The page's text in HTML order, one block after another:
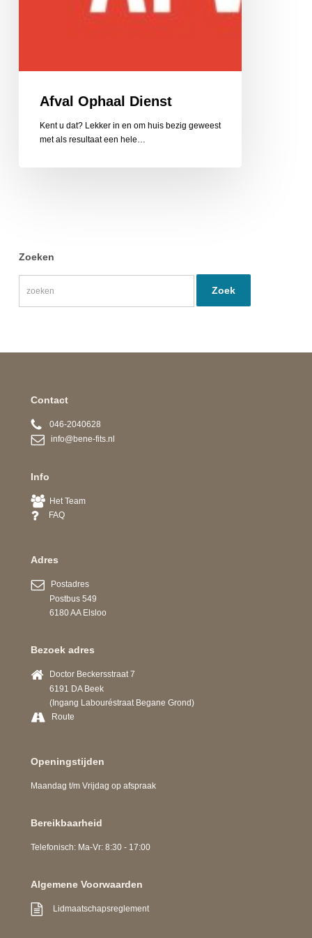
Afval Ophaal Dienst
Kent u dat? Lekker in en om huis bezig geweest
met als resultaat een hele…
Zoeken
Contact
046-2040628
info@bene-fits.nl
Info
Het Team
FAQ
Adres
Postadres
Postbus 549
6180 AA Elsloo
Bezoek adres
Doctor Beckersstraat 7
6191 DA Beek
(Ingang Labouréstraat Begane Grond)
Route
Openingstijden
Maandag t/m Vrijdag op afspraak
Bereikbaarheid
Telefonisch: Ma-Vr: 8:30 - 17:00
Algemene Voorwaarden
Lidmaatschapsreglement